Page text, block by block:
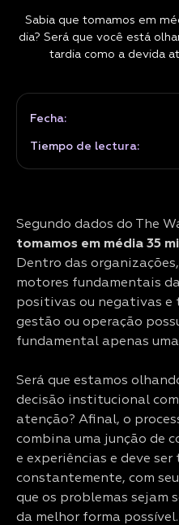
Sabia que tomamos em
dia? Será que você está
tardia como a devida
Fecha:
Tiempo de lectura:
Segundo dados do The
tomamos em média 35
Dentro das
motores fundamentais
positivas ou negativas e
gestão ou operação
fundamental apenas
Será que estamos
decisão institucional
atenção? Afinal, o
combina uma junção de
e experiências e deve
constantemente, com
que os problemas sejam
da melhor forma